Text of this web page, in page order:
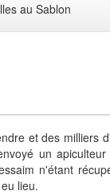
au Sablon
et des milliers
un
n'étant
lieu.